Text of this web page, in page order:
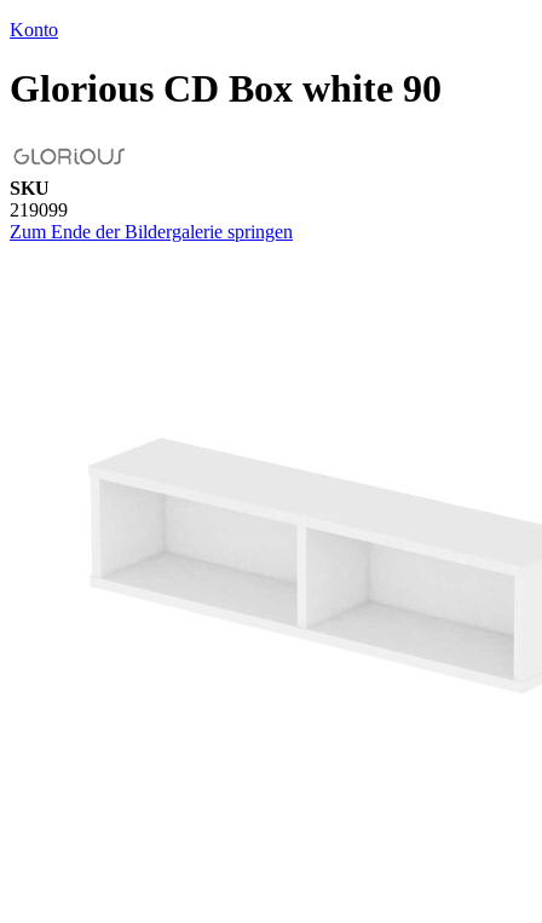
Konto
Glorious CD Box white 90
SKU
219099
Zum Ende der Bildergalerie springen